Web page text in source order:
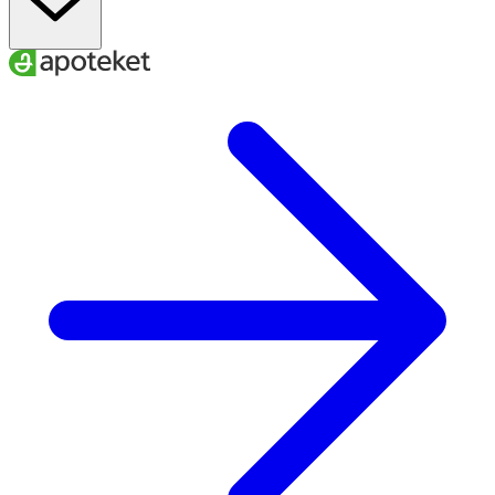
Ethylhexylglycerin, Octanediol, Lipase, Protease